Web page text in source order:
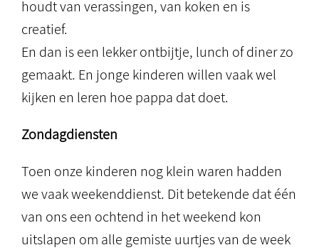
houdt van verassingen, van koken en is
creatief.
En dan is een lekker ontbijtje, lunch of diner zo
gemaakt. En jonge kinderen willen vaak wel
kijken en leren hoe pappa dat doet.
Zondagdiensten
Toen onze kinderen nog klein waren hadden
we vaak weekenddienst. Dit betekende dat één
van ons een ochtend in het weekend kon
uitslapen om alle gemiste uurtjes van de week